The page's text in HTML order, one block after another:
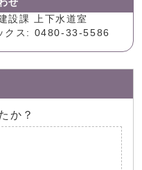
せ
設課 上下水道室
クス: 0480-33-5586
か？